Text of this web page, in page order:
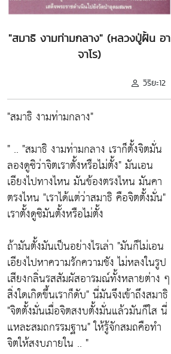
"สมาธิ งามท่ามกลาง" (หลวงปู่ฝั้น อา
จาโร)
วิริยะ12
"สมาธิ งามท่ามกลาง"
" .. "สมาธิ งามท่ามกลาง เราก็ตั้งจิตมั่น
ลองดูซิว่าจิตเราตั้งหรือไม่ตั้ง" มันเอน
เอียงไปทางไหน มันข้องตรงไหน มันคา
ตรงไหน "เราได้แต่ว่าสมาธิ คือจิตตั้งมั่น"
เราตั้งดูซิมันตั้งหรือไม่ตั้ง
ถ้ามันตั้งมันเป็นอย่างไรเล่า "มันก็ไม่เอน
เอียงไปหาความรักความชัง ไม่หลงในรูป
เสียงกลิ่นรสสัมผัสอารมณ์ทั้งหลายต่าง ๆ
สิ่งใดเกิดขึ้นเราก็ดับ" นี่มันจึงเข้าถึงสมาธิ
"จิตตั้งมั่นเมื่อจิตสงบตั้งมั่นแล้วมันก็ใส นี่
แหละสมถกรรมฐาน" ให้รู้จักสมถคือทำ
จิตให้สงบภายใน .. "